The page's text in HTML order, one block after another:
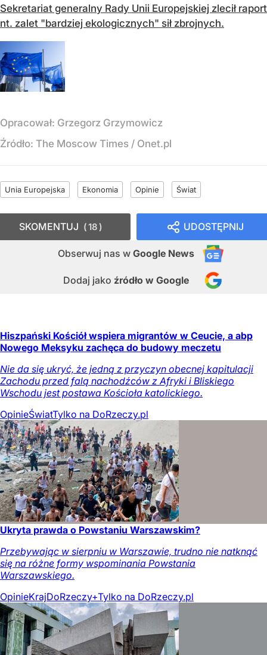
Sekretariat generalny Rady Unii Europejskiej zlecił raport
nt. zalet "bardziej ekologicznych" sił zbrojnych.
Opracował: Grzegorz Grzymowicz
Źródło: The Moscow Times / Onet.pl
Unia Europejska Ekonomia Opinie Świat
UDOSTĘPNIJ
Obserwuj nas w Google News
Dodaj jako źródło w Google
SKOMENTUJ 18
Hiszpański Kościół wspiera migrantów w Ceucie, a abp
Nowego Meksyku zachęca do budowy meczetu
Nie da się ukryć, że jedną z przyczyn obecnej kapitulacji
Zachodu przed falą nachodźców z Afryki i Bliskiego
Wschodu jest postawa Kościoła katolickiego.
OpinieŚwiatTylko na DoRzeczy.pl
Ukryta prawda o Powstaniu Warszawskim?
Przebywając w sierpniu w Warszawie, trudno nie natknąć
się na różne formy wspominania Powstania
Warszawskiego.
OpinieKrajDoRzeczy+Tylko na DoRzeczy.pl